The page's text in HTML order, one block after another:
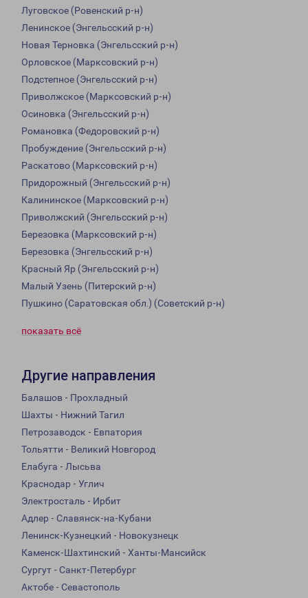
Луговское (Ровенский р-н)
Ленинское (Энгельсский р-н)
Новая Терновка (Энгельсский р-н)
Орловское (Марксовский р-н)
Подстепное (Энгельсский р-н)
Приволжское (Марксовский р-н)
Осиновка (Энгельсский р-н)
Романовка (Федоровский р-н)
Пробуждение (Энгельсский р-н)
Раскатово (Марксовский р-н)
Придорожный (Энгельсский р-н)
Калининское (Марксовский р-н)
Приволжский (Энгельсский р-н)
Березовка (Марксовский р-н)
Березовка (Энгельсский р-н)
Красный Яр (Энгельсский р-н)
Малый Узень (Питерский р-н)
Пушкино (Саратовская обл.) (Советский р-н)
показать всё
Другие направления
Балашов - Прохладный
Шахты - Нижний Тагил
Петрозаводск - Евпатория
Тольятти - Великий Новгород
Елабуга - Лысьва
Краснодар - Углич
Электросталь - Ирбит
Адлер - Славянск-на-Кубани
Ленинск-Кузнецкий - Новокузнецк
Каменск-Шахтинский - Ханты-Мансийск
Сургут - Санкт-Петербург
Актобе - Севастополь